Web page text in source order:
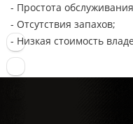
- Простота
- Отсутствия запахов;
- Низкая стоимость